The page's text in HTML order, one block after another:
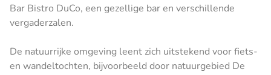
Bar Bistro DuCo, een gezellige bar en verschillende
vergaderzalen.
De natuurrijke omgeving leent zich uitstekend voor fiets-
en wandeltochten, bijvoorbeeld door natuurgebied De